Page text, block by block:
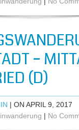
–
(D)
| ON APRIL 9, 2017
| No